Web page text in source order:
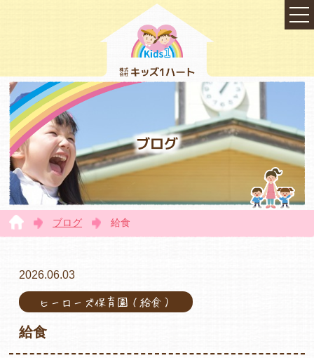
会社概要
ブログ
ブログ 給食
2026.06.03
ヒーローズ保育園（給食）
給食